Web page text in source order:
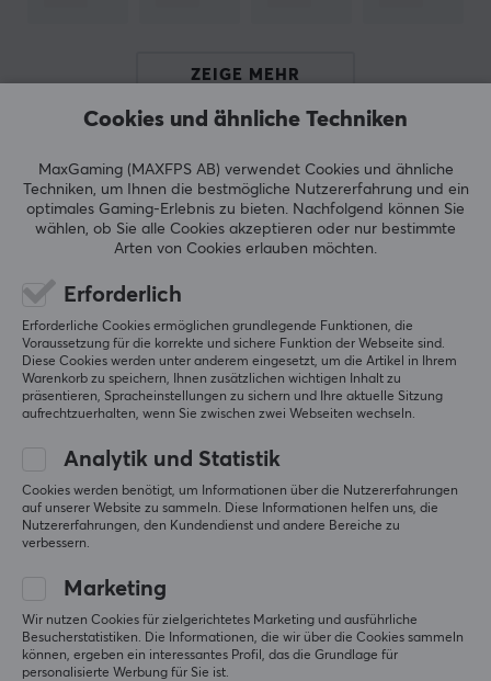
Deltaco – Alles in der Unterhaltungselektronik. Was
entwickelte sich später zu selbst produzierten
Deltaco alles, was Sie für Ihren Computer benötigen,
egal ob es darum geht, Ihre Kabel auf eine schöne Art
und Weise zu sortieren oder ob Ihnen Kabel für eine
Heute ist Deltaco einer der größten Hersteller von
Unterhaltungselektronik in Schweden und verfügt über
zahlreiche Unterhersteller wie Nordic Home Culture,
STREETZ und Deltaco Smart Home. Im Jahr 2017
sich ausschließlich auf die Entwicklung von Gaming-
Produkten konzentriert.
TECHNISCHE DATEN
EIGENSCHAFTEN
Farbe
Schwarz
ZEIGE MEHR
Basierend auf 1 Bewertung
5
1
0%
GEBE EINE BEWERTUNG AB
Relevanz
Alle Bewertungen
Level 1
No-scope NPC
Deltaco Ethernet-Adapter 1000Mbps &amp; USB 3.0 HUB
letztes Jahr
Cookies und ähnliche Techniken
MaxGaming (MAXFPS AB) verwendet Cookies und ähnliche
Techniken, um Ihnen die bestmögliche Nutzererfahrung und ein
optimales Gaming-Erlebnis zu bieten.
Nachfolgend können Sie
wählen, ob Sie alle Cookies akzeptieren oder nur bestimmte
Arten von Cookies erlauben möchten.
Erforderlich
Erforderliche Cookies ermöglichen grundlegende Funktionen, die
Voraussetzung für die korrekte und sichere Funktion der Webseite sind.
Diese Cookies werden unter anderem eingesetzt, um die Artikel in Ihrem
Warenkorb zu speichern, Ihnen zusätzlichen wichtigen Inhalt zu
präsentieren, Spracheinstellungen zu sichern und Ihre aktuelle Sitzung
aufrechtzuerhalten, wenn Sie zwischen zwei Webseiten wechseln.
Analytik und Statistik
Cookies werden benötigt, um Informationen über die Nutzererfahrungen
auf unserer Website zu sammeln. Diese Informationen helfen uns, die
Nutzererfahrungen, den Kundendienst und andere Bereiche zu
verbessern.
Marketing
Wir nutzen Cookies für zielgerichtetes Marketing und ausführliche
Besucherstatistiken. Die Informationen, die wir über die Cookies sammeln
können, ergeben ein interessantes Profil, das die Grundlage für
personalisierte Werbung für Sie ist.